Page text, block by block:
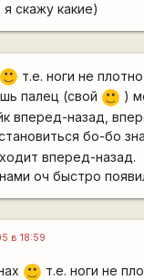
скажу какие)
:)
т.е. ноги не
палец (свой
:)
)
вперед-назад,
бо-бо
вперед-назад.
оч быстро
в 18:59
:)
т.е. ноги не